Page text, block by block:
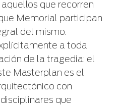
que recorren
Memorial participan
del mismo.
a toda
de la tragedia: el
Masterplan es el
con
que